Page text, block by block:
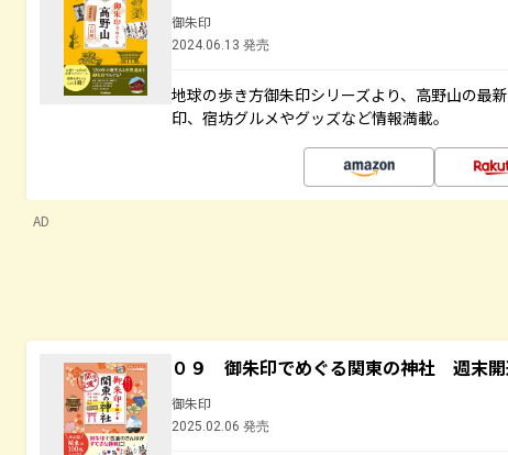
御朱印
2024.06.13 発売
地球の歩き方御朱印シリーズより、高野山の
印、宿坊グルメやグッズなど情報満載。
AD
０９ 御朱印でめぐる関東の神社 週末
御朱印
2025.02.06 発売